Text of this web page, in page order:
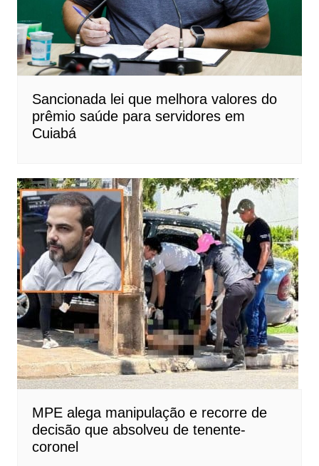
Sancionada lei que melhora valores do
prêmio saúde para servidores em
Cuiabá
MPE alega manipulação e recorre de
decisão que absolveu de tenente-
coronel